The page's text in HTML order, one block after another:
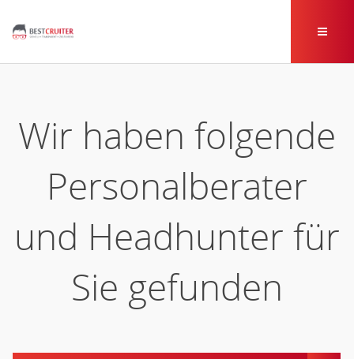
Wir haben folgende
Personalberater
und Headhunter für
Sie gefunden